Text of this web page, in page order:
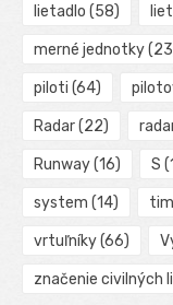
lietadlo (58)
merné jednotky
piloti (64)
Radar(22)
Runway(16) S
system (14)
vrtuľníky(66)
značenie civilných